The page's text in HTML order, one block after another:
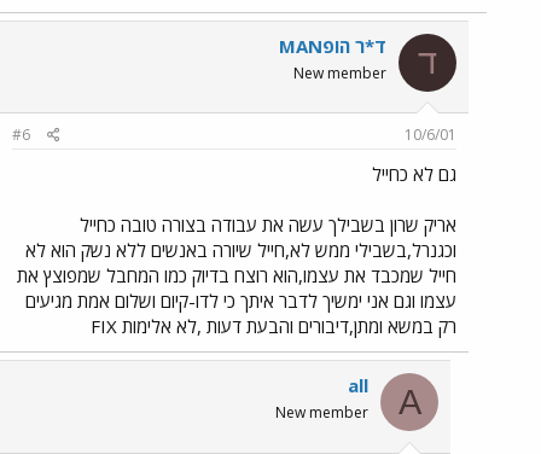
ד ד*ר הופMAN
New member
10/6/01
#6
גם לא כחייל
אריק שרון בשבילך עשה את עבודה בצורה טובה כחייל
וכגנרל,בשבילי ממש לא,חייל שיורה באנשים ללא נשק הוא לא
חייל שמכבד את עצמו,הוא רוצח בדיוק כמו המחבל שמפוצץ את
עצמו וגם אני ימשיך לדבר איתך כי לדו-קיום ושלום אמת מגיעים
רק במשא ומתן,דיבורים והבעת דעות ,לא אלימות FIX
A
all
New member